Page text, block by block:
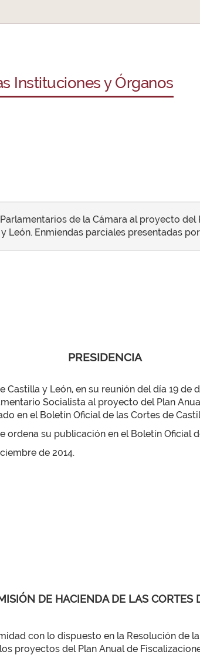
Instituciones y Órganos
de la Cámara al proyecto
León. Enmiendas parciales presentadas
PRESIDENCIA
Castilla y León, en su reunión del día 19
Socialista al proyecto del Plan
en el Boletín Oficial de las Cortes de
su publicación en el Boletín Oficial
de 2014.
DE HACIENDA DE LAS CORTES
con lo dispuesto en la Resolución
proyectos del Plan Anual de